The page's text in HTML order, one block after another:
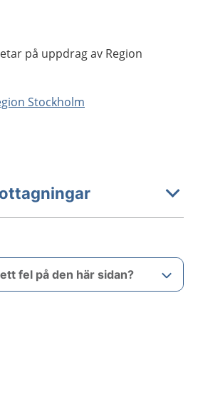
på uppdrag av Region
Stockholm
fel på den här sidan?